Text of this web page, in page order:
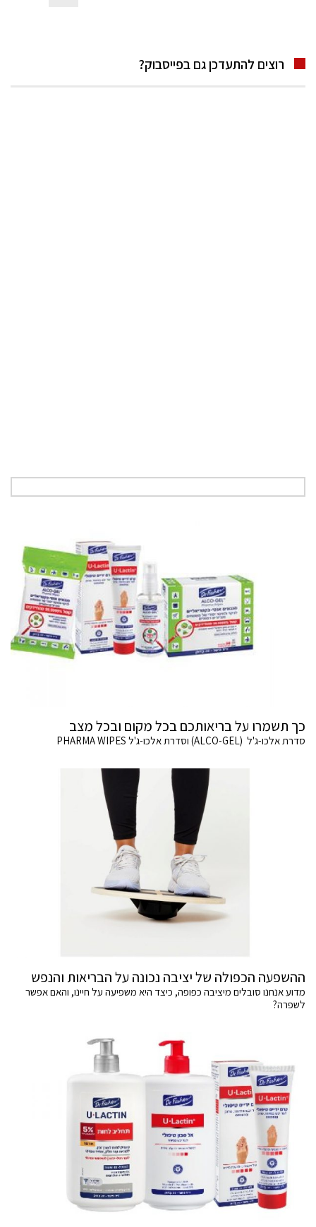
רוצים להתעדכן גם בפייסבוק?
כך תשמרו על בריאותכם בכל מקום ובכל מצב
סדרת אלכו-ג'ל (ALCO-GEL) וסדרת אלכו-ג'ל PHARMA WIPES
ההשפעה הכפולה של יציבה נכונה על הבריאות והנפש
מדוע אנחנו סובלים מיציבה כפופה, כיצד היא משפיעה על חיינו, והאם אפשר
לשפרה?